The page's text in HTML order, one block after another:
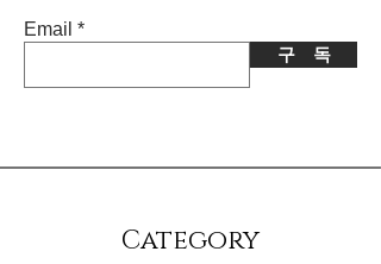
Email
구 독
​Category